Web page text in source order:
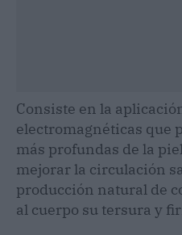
Consiste en la
electromagnéticas que
más profundas de la
mejorar la circulación
producción natural de
al cuerpo su tersura y